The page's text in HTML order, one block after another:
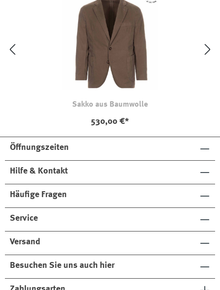
Sakko aus Baumwolle
530,00 €*
Öffnungszeiten
Hilfe & Kontakt
Häufige Fragen
Service
Versand
Besuchen Sie uns auch hier